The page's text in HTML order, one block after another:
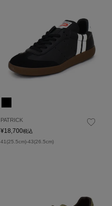
PATRICK
¥18,700税込
41(25.5cm)-43(26.5cm)